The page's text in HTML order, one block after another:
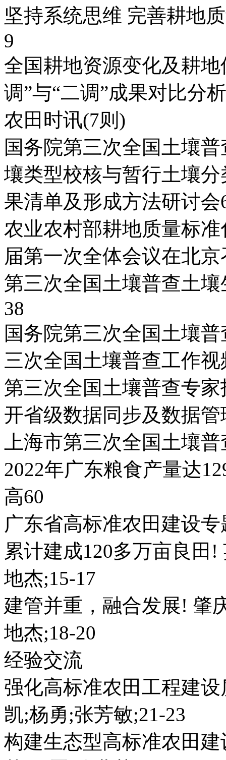
坚持系统思维 完善耕地
9
全国耕地资源变化及耕
调”与“二调”成果对比分
农田时讯(7则)
国务院第三次全国土壤
壤类型校核与暂行土壤
果清单及形成方法研讨会
农业农村部耕地质量标
届第一次全体会议在北京
第三次全国土壤普查土
38
国务院第三次全国土壤
三次全国土壤普查工作视
第三次全国土壤普查专
开省级数据同步及数据
上海市第三次全国土壤
2022年广东粮食产量达
高60
广东省高标准农田建设
累计建成120多万亩良田!
地杰;15-17
建管并重，融合发展! 肇
地杰;18-20
经验交流
强化高标准农田工程建
凯;杨勇;张芳敏;21-23
构建生态型高标准农田